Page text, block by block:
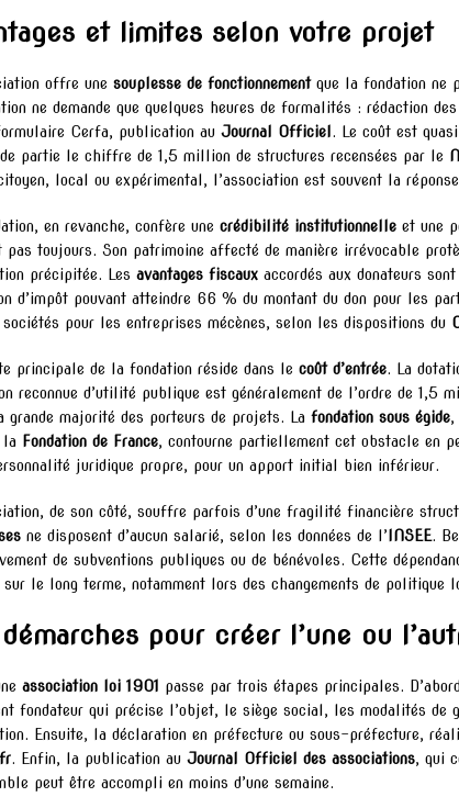
et limites selon votre projet
offre une souplesse de fonctionnementque la fondation ne
ne demande que quelques heures de formalités : rédaction
Cerfa, publication au Journal Officiel . Le coût est
partie le chiffre de 1,5 million de structures recensées par le
local ou expérimental, l’association est souvent la
en revanche, confère une crédibilité institutionnelle et une
pas toujours. Son patrimoine affecté de manière irrévocable
précipitée. Les avantages fiscaux accordés aux donateurs
d’impôt pouvant atteindre 66 % du montant du don pour les
pour les entreprises mécènes, selon les dispositions du
principale de la fondation réside dans le coût d’entrée. La
reconnue d’utilité publique est généralement de l’ordre de 1,5
grande majorité des porteurs de projets. La fondation sous égide,
la Fondation de France, contourne partiellement cet obstacle en
juridique propre, pour un apport initial bien inférieur.
de son côté, souffre parfois d’une fragilité financière
ne disposent d’aucun salarié, selon les données de l’ INSEE.
de subventions publiques ou de bénévoles. Cette
le long terme, notamment lors des changements de politique
pour créer l’une ou
association loi 1901 passe par trois étapes principales.
fondateur qui précise l’objet, le siège social, les modalités de
Ensuite, la déclaration en préfecture ou sous-préfecture,
. Enfin, la publication au Journal Officiel des associations, qui
peut être accompli en moins d’une semaine.